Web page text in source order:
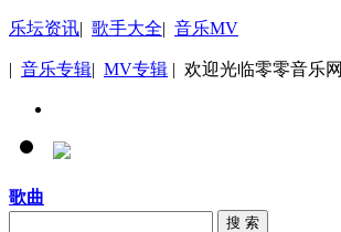
乐坛资讯| 歌手大全| 音乐MV
| 音乐专辑| MV专辑 | 欢迎光临零零音乐网
歌曲
搜 索